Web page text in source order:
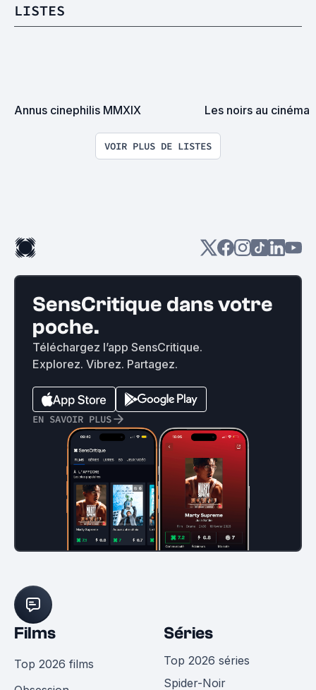
LISTES
Annus cinephilis MMXIX Les noirs au cinéma
VOIR PLUS DE LISTES
SensCritique dans votre
poche.
Téléchargez l’app SensCritique.
Explorez. Vibrez. Partagez.
EN SAVOIR PLUS
Films
Top 2026 films
Séries
Top 2026 séries
Spider-Noir